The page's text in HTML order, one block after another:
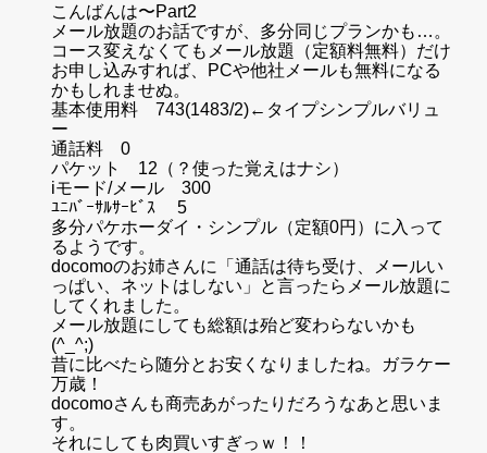
こんばんは〜Part2
メール放題のお話ですが、多分同じプランかも…。
コース変えなくてもメール放題（定額料無料）だけ
お申し込みすれば、PCや他社メールも無料になる
かもしれませぬ。
基本使用料 743(1483/2)←タイプシンプルバリュ
ー
通話料 0
パケット 12（？使った覚えはナシ）
iモード/メール 300
ﾕﾆﾊﾞｰｻﾙｻｰﾋﾞｽ 5
多分パケホーダイ・シンプル（定額0円）に入って
るようです。
docomoのお姉さんに「通話は待ち受け、メールい
っぱい、ネットはしない」と言ったらメール放題に
してくれました。
メール放題にしても総額は殆ど変わらないかも
(^_^;)
昔に比べたら随分とお安くなりましたね。ガラケー
万歳！
docomoさんも商売あがったりだろうなあと思いま
す。
それにしても肉買いすぎっｗ！！